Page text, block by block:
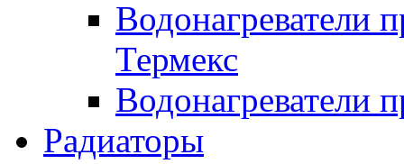
Водонагреватели
Термекс
Водонагреватели
Радиаторы